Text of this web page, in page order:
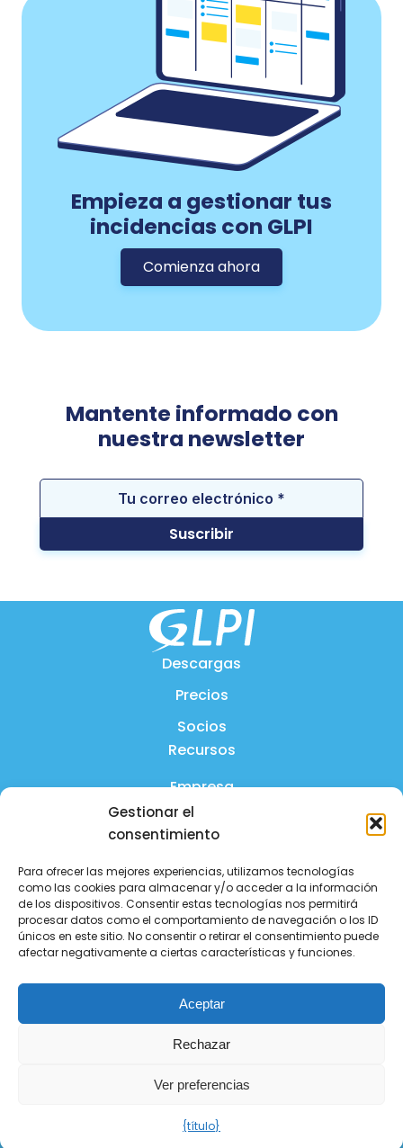
Gestionar el
consentimiento
Para ofrecer las mejores experiencias, utilizamos tecnologías
como las cookies para almacenar y/o acceder a la información
de los dispositivos. Consentir estas tecnologías nos permitirá
procesar datos como el comportamiento de navegación o los ID
únicos en este sitio. No consentir o retirar el consentimiento puede
afectar negativamente a ciertas características y funciones.
Aceptar
Rechazar
Ver preferencias
{título}
Empieza a gestionar tus
incidencias con GLPI
Comienza ahora
Mantente informado con
nuestra newsletter
Descargas
Precios
Socios
Recursos
Empresa
Producto
Contáctanos
Política de privacidad
Política de seguridad
Estado del servicio
Síguenos en redes sociales